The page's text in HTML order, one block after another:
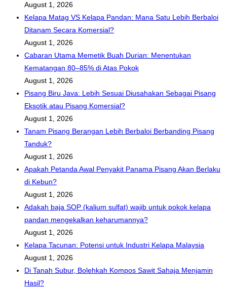
August 1, 2026
Kelapa Matag VS Kelapa Pandan: Mana Satu Lebih Berbaloi
Ditanam Secara Komersial?
August 1, 2026
Cabaran Utama Memetik Buah Durian: Menentukan
Kematangan 80–85% di Atas Pokok
August 1, 2026
Pisang Biru Java: Lebih Sesuai Diusahakan Sebagai Pisang
Eksotik atau Pisang Komersial?
August 1, 2026
Tanam Pisang Berangan Lebih Berbaloi Berbanding Pisang
Tanduk?
August 1, 2026
Apakah Petanda Awal Penyakit Panama Pisang Akan Berlaku
di Kebun?
August 1, 2026
Adakah baja SOP (kalium sulfat) wajib untuk pokok kelapa
pandan mengekalkan keharumannya?
August 1, 2026
Kelapa Tacunan: Potensi untuk Industri Kelapa Malaysia
August 1, 2026
Di Tanah Subur, Bolehkah Kompos Sawit Sahaja Menjamin
Hasil?